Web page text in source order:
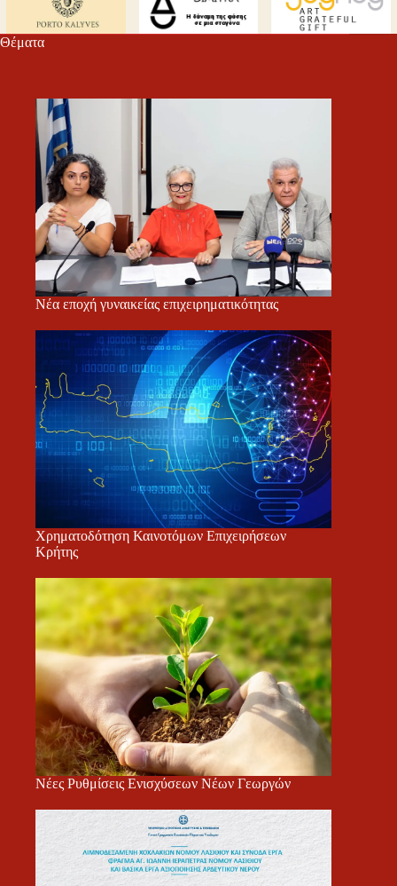
Θέματα
Νέα εποχή γυναικείας επιχειρηματικότητας
Χρηματοδότηση Καινοτόμων Επιχειρήσεων
Κρήτης
Νέες Ρυθμίσεις Ενισχύσεων Νέων Γεωργών